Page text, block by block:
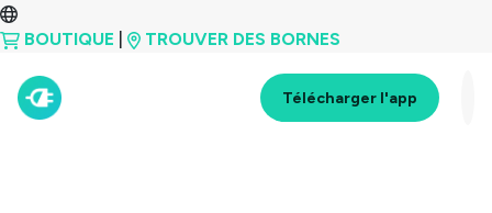
BOUTIQUE TROUVER DES BORNES
Télécharger l'app